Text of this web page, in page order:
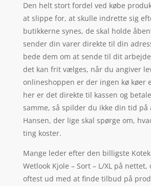
Den helt stort fordel ved købe
at slippe for, at skulle indrette sig
butikkerne synes, de skal holde
sender din varer direkte til din
bede dem om at sende til dit
det kan frit vælges, når du angiver
onlineshoppen er der ingen kø køer
her er det direkte til kassen og
samme, så spilder du ikke din tid på
Hansen, der lige skal spørge om,
ting koster.
Mange leder efter den billigste
Wetlook Kjole – Sort – L/XL på
oftest ud med at finde tilbud på